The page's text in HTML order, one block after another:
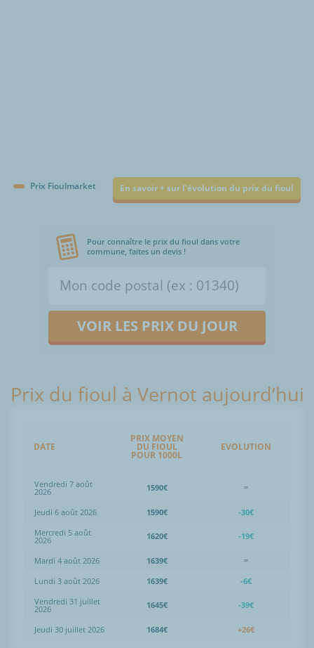
Prix Fioulmarket En savoir + sur l'évolution du prix du fioul
Pour connaître le prix du fioul dans votre
commune, faites un devis !
VOIR LES PRIX DU JOUR
Prix du fioul à Vernot aujourd’hui
DATE
PRIX MOYEN
DU FIOUL
POUR 1000L
EVOLUTION
Vendredi 7 août
2026 1590€ =
Jeudi 6 août 2026 1590€
-30€
Mercredi 5 août
2026 1620€ -19€
Mardi 4 août 2026 1639€
=
Lundi 3 août 2026
1639€
-6€
Vendredi 31 juillet
2026 1645€ -39€
Jeudi 30 juillet 2026 1684€ +26€